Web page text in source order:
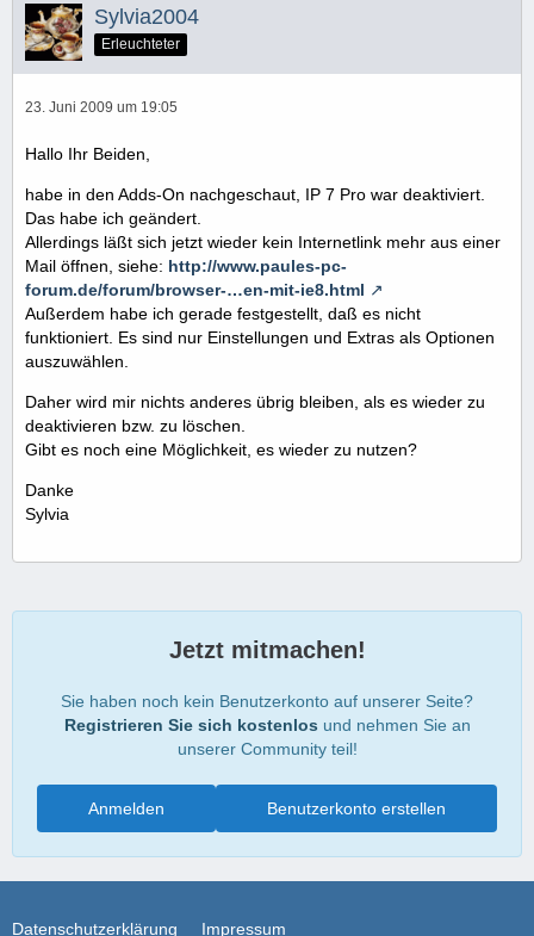
Sylvia2004
Erleuchteter
23. Juni 2009 um 19:05
Hallo Ihr Beiden,
habe in den Adds-On nachgeschaut, IP 7 Pro war deaktiviert.
Das habe ich geändert.
Allerdings läßt sich jetzt wieder kein Internetlink mehr aus einer
Mail öffnen, siehe: http://www.paules-pc-
forum.de/forum/browser-…en-mit-ie8.html
Außerdem habe ich gerade festgestellt, daß es nicht
funktioniert. Es sind nur Einstellungen und Extras als Optionen
auszuwählen.
Daher wird mir nichts anderes übrig bleiben, als es wieder zu
deaktivieren bzw. zu löschen.
Gibt es noch eine Möglichkeit, es wieder zu nutzen?
Danke
Sylvia
Jetzt mitmachen!
Sie haben noch kein Benutzerkonto auf unserer Seite?
Registrieren Sie sich kostenlos und nehmen Sie an
unserer Community teil!
Benutzerkonto erstellen
Anmelden
Datenschutzerklärung Impressum